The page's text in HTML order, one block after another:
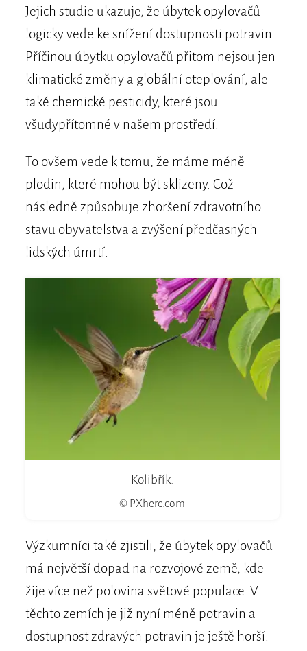
Jejich studie ukazuje, že úbytek opylovačů
logicky vede ke snížení dostupnosti potravin.
Příčinou úbytku opylovačů přitom nejsou jen
klimatické změny a globální oteplování, ale
také chemické pesticidy, které jsou
všudypřítomné v našem prostředí.
To ovšem vede k tomu, že máme méně
plodin, které mohou být sklizeny. Což
následně způsobuje zhoršení zdravotního
stavu obyvatelstva a zvýšení předčasných
lidských úmrtí.
Kolibřík.
© PXhere.com
Výzkumníci také zjistili, že úbytek opylovačů
má největší dopad na rozvojové země, kde
žije více než polovina světové populace. V
těchto zemích je již nyní méně potravin a
dostupnost zdravých potravin je ještě horší.